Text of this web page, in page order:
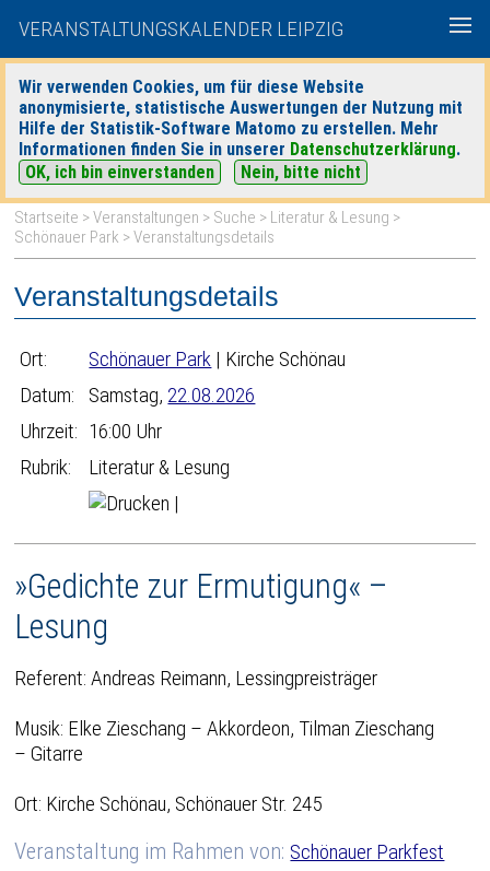
VERANSTALTUNGSKALENDER LEIPZIG
Wir verwenden Cookies, um für diese Website
anonymisierte, statistische Auswertungen der Nutzung mit
Hilfe der Statistik-Software Matomo zu erstellen. Mehr
Informationen finden Sie in unserer Datenschutzerklärung.
OK, ich bin einverstanden
Nein, bitte nicht
heute|morgen| Detaillierte Suche
Startseite >Veranstaltungen > Suche > Literatur & Lesung >
Schönauer Park > Veranstaltungsdetails
Veranstaltungsdetails
Ort: Schönauer Park | Kirche Schönau
Datum:
Samstag, 22.08.2026
Uhrzeit: 16:00 Uhr
Rubrik:
Literatur & Lesung
|
»Gedichte zur Ermutigung« –
Lesung
Referent: Andreas Reimann, Lessingpreisträger
Musik: Elke Zieschang – Akkordeon, Tilman Zieschang
– Gitarre
Ort: Kirche Schönau, Schönauer Str. 245
Veranstaltung im Rahmen von: Schönauer Parkfest